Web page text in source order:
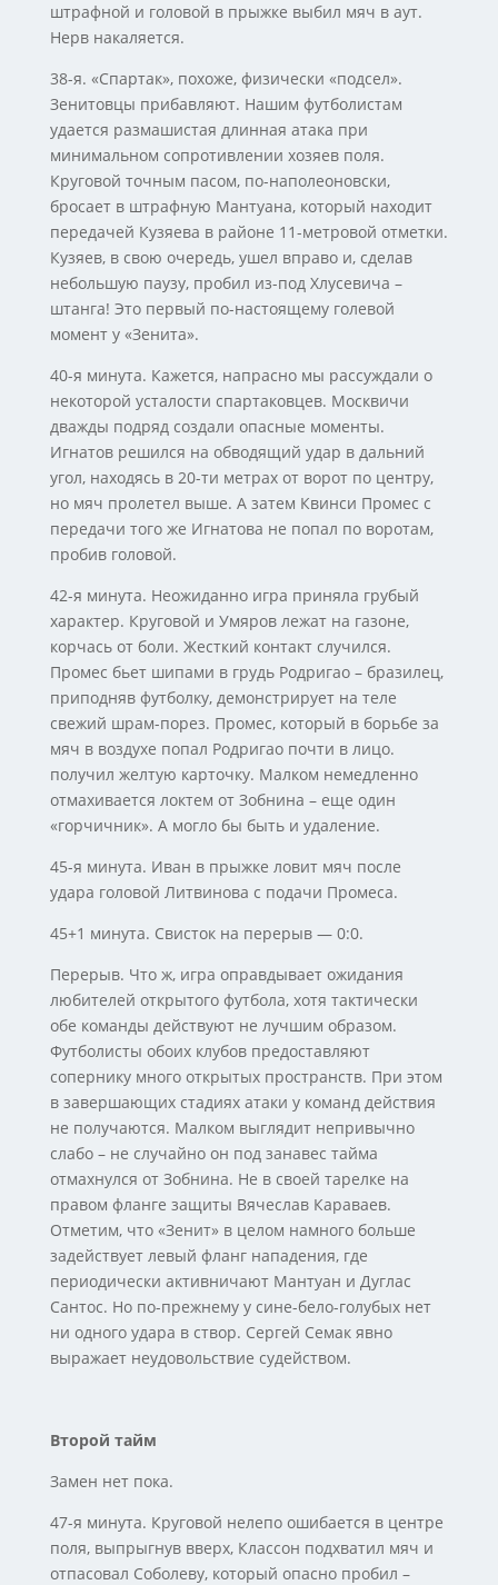
штрафной и головой в прыжке выбил мяч в аут.
Нерв накаляется.
38-я. «Спартак», похоже, физически «подсел».
Зенитовцы прибавляют. Нашим футболистам
удается размашистая длинная атака при
минимальном сопротивлении хозяев поля.
Круговой точным пасом, по-наполеоновски,
бросает в штрафную Мантуана, который находит
передачей Кузяева в районе 11-метровой отметки.
Кузяев, в свою очередь, ушел вправо и, сделав
небольшую паузу, пробил из-под Хлусевича –
штанга! Это первый по-настоящему голевой
момент у «Зенита».
40-я минута. Кажется, напрасно мы рассуждали о
некоторой усталости спартаковцев. Москвичи
дважды подряд создали опасные моменты.
Игнатов решился на обводящий удар в дальний
угол, находясь в 20-ти метрах от ворот по центру,
но мяч пролетел выше. А затем Квинси Промес с
передачи того же Игнатова не попал по воротам,
пробив головой.
42-я минута. Неожиданно игра приняла грубый
характер. Круговой и Умяров лежат на газоне,
корчась от боли. Жесткий контакт случился.
Промес бьет шипами в грудь Родригао – бразилец,
приподняв футболку, демонстрирует на теле
свежий шрам-порез. Промес, который в борьбе за
мяч в воздухе попал Родригао почти в лицо.
получил желтую карточку. Малком немедленно
отмахивается локтем от Зобнина – еще один
«горчичник». А могло бы быть и удаление.
45-я минута. Иван в прыжке ловит мяч после
удара головой Литвинова с подачи Промеса.
45+1 минута. Свисток на перерыв — 0:0.
Перерыв. Что ж, игра оправдывает ожидания
любителей открытого футбола, хотя тактически
обе команды действуют не лучшим образом.
Футболисты обоих клубов предоставляют
сопернику много открытых пространств. При этом
в завершающих стадиях атаки у команд действия
не получаются. Малком выглядит непривычно
слабо – не случайно он под занавес тайма
отмахнулся от Зобнина. Не в своей тарелке на
правом фланге защиты Вячеслав Караваев.
Отметим, что «Зенит» в целом намного больше
задействует левый фланг нападения, где
периодически активничают Мантуан и Дуглас
Сантос. Но по-прежнему у сине-бело-голубых нет
ни одного удара в створ. Сергей Семак явно
выражает неудовольствие судейством.
Второй тайм
Замен нет пока.
47-я минута. Круговой нелепо ошибается в центре
поля, выпрыгнув вверх, Классон подхватил мяч и
отпасовал Соболеву, который опасно пробил –